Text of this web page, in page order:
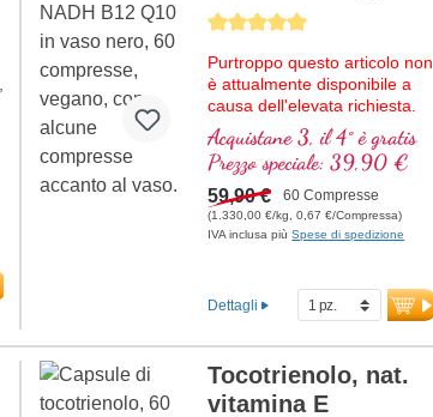
Average rating of 5 out of 5 stars
Purtroppo questo articolo non
è attualmente disponibile a
causa dell'elevata richiesta.
Prevediamo di ricevere nuova
merce nella settimana
37/2026.
Formula di alta qualità con
NADH, vitamina B12 bioattiva,
sublinguale verrà assorbita
attraverso la mucosa orale.
Acquistane 3, il 4° è gratis
Prezzo speciale: 39,90 €
59,90 € 60 Compresse
(1.330,00 €/kg, 0,67 €/Compressa)
IVA inclusa piùSpese di spedizione
Dettagli
Tocotrienolo, nat.
vitamina E